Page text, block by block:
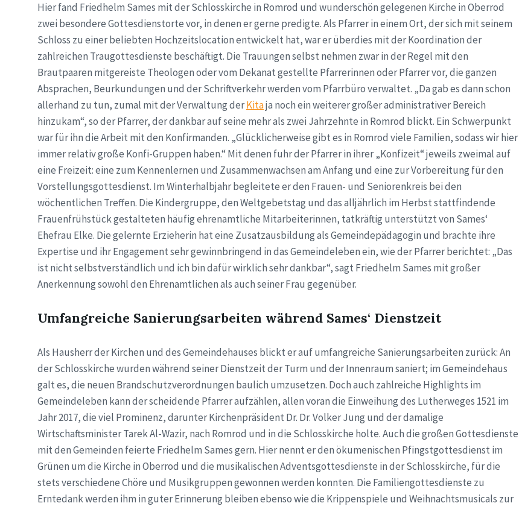
Hier fand Friedhelm Sames mit der Schlosskirche in Romrod und wunderschön gelegenen Kirche in Oberrod
zwei besondere Gottesdienstorte vor, in denen er gerne predigte. Als Pfarrer in einem Ort, der sich mit seinem
Schloss zu einer beliebten Hochzeitslocation entwickelt hat, war er überdies mit der Koordination der
zahlreichen Traugottesdienste beschäftigt. Die Trauungen selbst nehmen zwar in der Regel mit den
Brautpaaren mitgereiste Theologen oder vom Dekanat gestellte Pfarrerinnen oder Pfarrer vor, die ganzen
Absprachen, Beurkundungen und der Schriftverkehr werden vom Pfarrbüro verwaltet. „Da gab es dann schon
allerhand zu tun, zumal mit der Verwaltung derKitaja noch ein weiterer großer administrativer Bereich
hinzukam“, so der Pfarrer, der dankbar auf seine mehr als zwei Jahrzehnte in Romrod blickt. Ein Schwerpunkt
war für ihn die Arbeit mit den Konfirmanden. „Glücklicherweise gibt es in Romrod viele Familien, sodass wir hier
immer relativ große Konfi-Gruppen haben.“ Mit denen fuhr der Pfarrer in ihrer „Konfizeit“ jeweils zweimal auf
eine Freizeit: eine zum Kennenlernen und Zusammenwachsen am Anfang und eine zur Vorbereitung für den
Vorstellungsgottesdienst. Im Winterhalbjahr begleitete er den Frauen- und Seniorenkreis bei den
wöchentlichen Treffen. Die Kindergruppe, den Weltgebetstag und das alljährlich im Herbst stattfindende
Frauenfrühstück gestalteten häufig ehrenamtliche Mitarbeiterinnen, tatkräftig unterstützt von Sames‘
Ehefrau Elke. Die gelernte Erzieherin hat eine Zusatzausbildung als Gemeindepädagogin und brachte ihre
Expertise und ihr Engagement sehr gewinnbringend in das Gemeindeleben ein, wie der Pfarrer berichtet: „Das
ist nicht selbstverständlich und ich bin dafür wirklich sehr dankbar“, sagt Friedhelm Sames mit großer
Anerkennung sowohl den Ehrenamtlichen als auch seiner Frau gegenüber.
Umfangreiche Sanierungsarbeiten während Sames‘ Dienstzeit
Als Hausherr der Kirchen und des Gemeindehauses blickt er auf umfangreiche Sanierungsarbeiten zurück: An
der Schlosskirche wurden während seiner Dienstzeit der Turm und der Innenraum saniert; im Gemeindehaus
galt es, die neuen Brandschutzverordnungen baulich umzusetzen. Doch auch zahlreiche Highlights im
Gemeindeleben kann der scheidende Pfarrer aufzählen, allen voran die Einweihung des Lutherweges 1521 im
Jahr 2017, die viel Prominenz, darunter Kirchenpräsident Dr. Dr. Volker Jung und der damalige
Wirtschaftsminister Tarek Al-Wazir, nach Romrod und in die Schlosskirche holte. Auch die großen Gottesdienste
mit den Gemeinden feierte Friedhelm Sames gern. Hier nennt er den ökumenischen Pfingstgottesdienst im
Grünen um die Kirche in Oberrod und die musikalischen Adventsgottesdienste in der Schlosskirche, für die
stets verschiedene Chöre und Musikgruppen gewonnen werden konnten. Die Familiengottesdienste zu
Erntedank werden ihm in guter Erinnerung bleiben ebenso wie die Krippenspiele und Weihnachtsmusicals zur